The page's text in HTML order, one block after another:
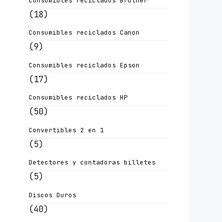
(18)
Consumibles reciclados Canon
(9)
Consumibles reciclados Epson
(17)
Consumibles reciclados HP
(50)
Convertibles 2 en 1
(5)
Detectores y contadoras billetes
(5)
Discos Duros
(40)